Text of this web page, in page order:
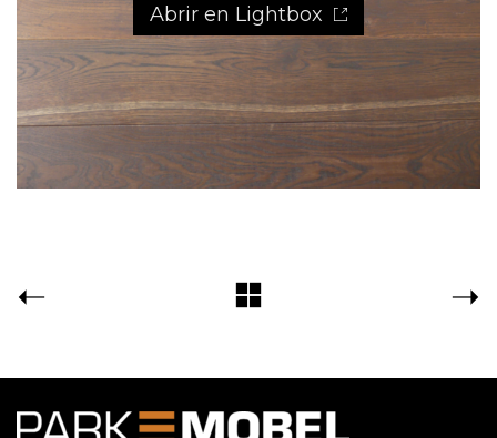
Abrir en Lightbox